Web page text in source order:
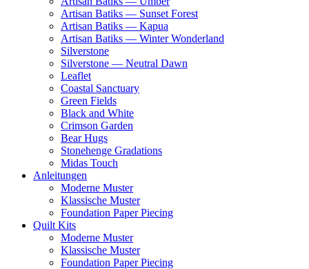
Artisan Batiks — Sunset Forest
Artisan Batiks — Kapua
Artisan Batiks — Winter Wonderland
Silverstone
Silverstone — Neutral Dawn
Leaflet
Coastal Sanctuary
Green Fields
Black and White
Crimson Garden
Bear Hugs
Stonehenge Gradations
Midas Touch
Anleitungen
Moderne Muster
Klassische Muster
Foundation Paper Piecing
Quilt Kits
Moderne Muster
Klassische Muster
Foundation Paper Piecing